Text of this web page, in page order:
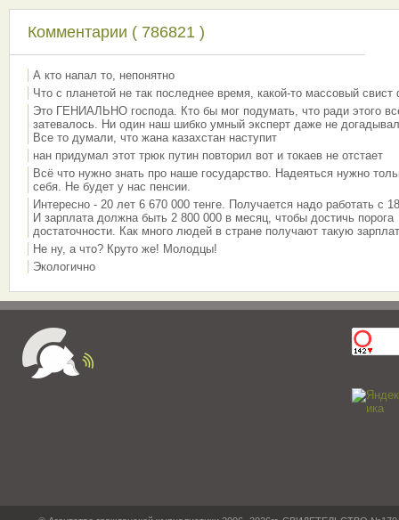
Комментарии ( 786821 )
А кто напал то, непонятно
Что с планетой не так последнее время, какой-то массовый свист
Это ГЕНИАЛЬНО господа. Кто бы мог подумать, что ради этого
затевалось. Ни один наш шибко умный эксперт даже не
Все то думали, что жана казахстан наступит
нан придумал этот трюк путин повторил вот и токаев не отстает
Всё что нужно знать про наше государство. Надеяться нужно
себя. Не будет у нас пенсии.
Интересно - 20 лет 6 670 000 тенге. Получается надо работать с
И зарплата должна быть 2 800 000 в месяц, чтобы достичь порога
достаточности. Как много людей в стране получают такую
Не ну, а что? Круто же! Молодцы!
Экологично